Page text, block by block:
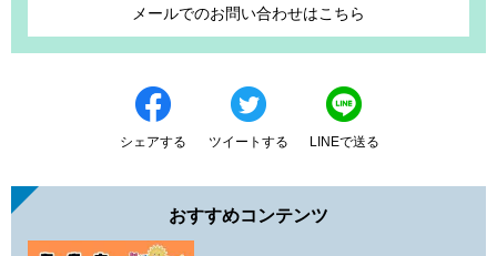
メールでのお問い合わせはこちら
シェアする ツイートする LINEで送る
おすすめコンテンツ